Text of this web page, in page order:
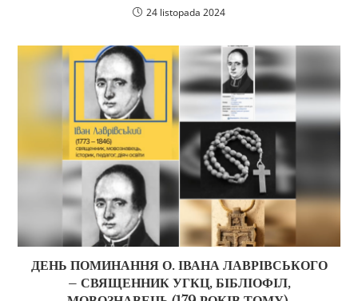
24 listopada 2024
ДЕНЬ ПОМИНАННЯ О. ІВАНА ЛАВРІВСЬКОГО
– СВЯЩЕННИК УГКЦ, БІБЛІОФІЛ,